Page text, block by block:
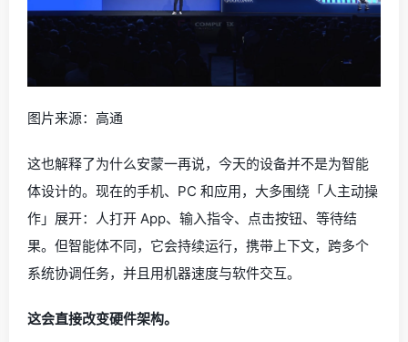
图片来源：高通
这也解释了为什么安蒙一再说，今天的设备并不是为智能
体设计的。现在的手机、PC 和应用，大多围绕「人主动操
作」展开：人打开 App、输入指令、点击按钮、等待结
果。但智能体不同，它会持续运行，携带上下文，跨多个
系统协调任务，并且用机器速度与软件交互。
这会直接改变硬件架构。